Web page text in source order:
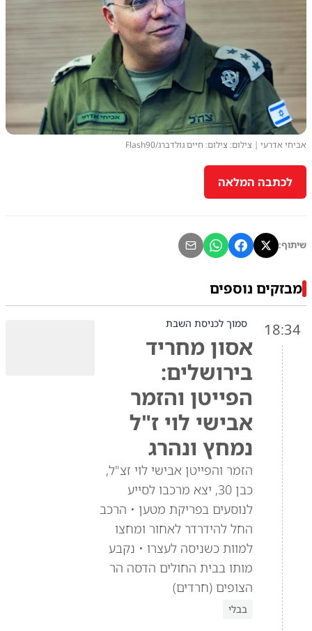
אביחי אדרעי | צילום: צילום: חיים גולדברג/Flash90
לכתבה המלאה
שיתוף:
מבזקים נוספים
18:34 סמוך לכניסת השבת
אסון מחריד
בירושלים:
הפייטן והזמר
אבישי לוי ז"ל
נמחץ ונהרג
הזמר והפייטן אבישי לוי זצ"ל,
כבן 30, יצא מרכבו לסייע
לנוסעים בפריקת מטען • הרכב
החל להידרדר לאחור ומחצו
למוות כשניסה לעצרו • נקבע
מותו בבית החולים הדסה הר
הצופים (חרדים)
בבלי